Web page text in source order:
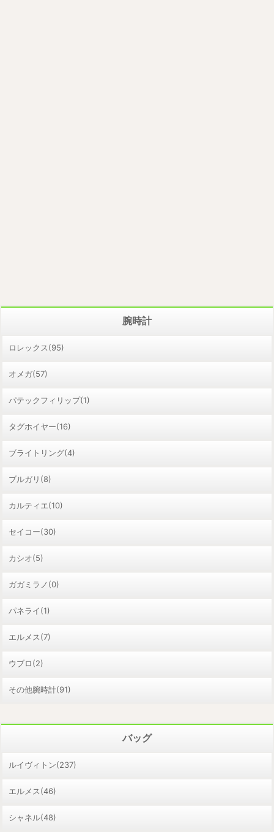
腕時計
ロレックス(95)
オメガ(57)
パテックフィリップ(1)
タグホイヤー(16)
ブライトリング(4)
ブルガリ(8)
カルティエ(10)
セイコー(30)
カシオ(5)
ガガミラノ(0)
パネライ(1)
エルメス(7)
ウブロ(2)
その他腕時計(91)
バッグ
ルイヴィトン(237)
エルメス(46)
シャネル(48)